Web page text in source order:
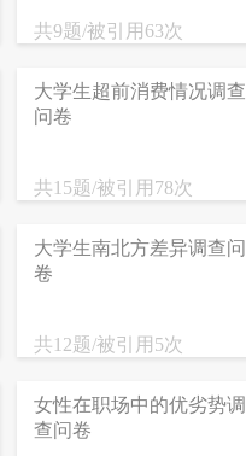
共9题/被引用63次
大学生超前消费情况调查
问卷
共15题/被引用78次
大学生南北方差异调查问
卷
共12题/被引用5次
女性在职场中的优劣势调
查问卷